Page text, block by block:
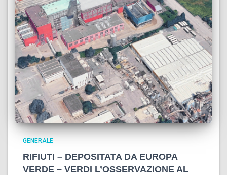
GENERALE
RIFIUTI – DEPOSITATA DA EUROPA
VERDE – VERDI L’OSSERVAZIONE AL